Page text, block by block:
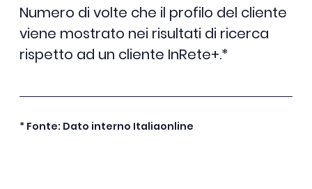
Numero di volte che il profilo del cliente
viene mostrato nei risultati di ricerca
rispetto ad un cliente InRete+.*
* Fonte: Dato interno Italiaonline